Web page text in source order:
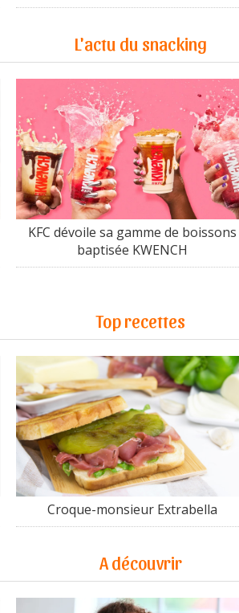
L'actu du snacking
KFC dévoile sa gamme de boissons
baptisée KWENCH
Top recettes
Croque-monsieur Extrabella
A découvrir